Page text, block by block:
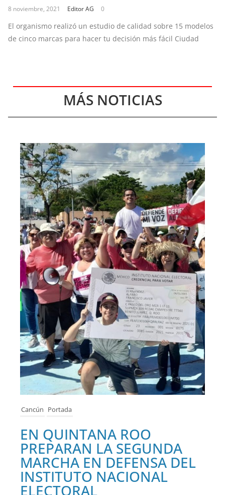
8 noviembre, 2021 Editor AG 0
El organismo realizó un estudio de calidad sobre 15 modelos
de cinco marcas para hacer tu decisión más fácil Ciudad
MÁS NOTICIAS
Cancún Portada
EN QUINTANA ROO
PREPARAN LA SEGUNDA
MARCHA EN DEFENSA DEL
INSTITUTO NACIONAL
ELECTORAL